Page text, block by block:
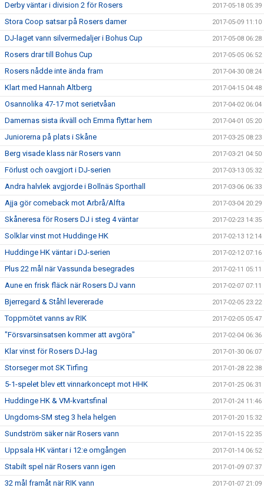
Derby väntar i division 2 för Rosers 2017-05-18 05:39
Stora Coop satsar på Rosers damer 2017-05-09 11:10
DJ-laget vann silvermedaljer i Bohus Cup 2017-05-08 06:28
Rosers drar till Bohus Cup 2017-05-05 06:52
Rosers nådde inte ända fram 2017-04-30 08:24
Klart med Hannah Altberg 2017-04-15 04:48
Osannolika 47-17 mot serietvåan 2017-04-02 06:04
Damernas sista ikväll och Emma flyttar hem 2017-04-01 05:20
Juniorerna på plats i Skåne 2017-03-25 08:23
Berg visade klass när Rosers vann 2017-03-21 04:50
Förlust och oavgjort i DJ-serien 2017-03-13 05:32
Andra halvlek avgjorde i Bollnäs Sporthall 2017-03-06 06:33
Ajja gör comeback mot Arbrå/Alfta 2017-03-04 20:29
Skåneresa för Rosers DJ i steg 4 väntar 2017-02-23 14:35
Solklar vinst mot Huddinge HK 2017-02-13 12:14
Huddinge HK väntar i DJ-serien 2017-02-12 07:16
Plus 22 mål när Vassunda besegrades 2017-02-11 05:11
Aune en frisk fläck när Rosers DJ vann 2017-02-07 07:11
Bjerregard & Ståhl levererade 2017-02-05 23:22
Toppmötet vanns av RIK 2017-02-05 05:47
"Försvarsinsatsen kommer att avgöra" 2017-02-04 06:36
Klar vinst för Rosers DJ-lag 2017-01-30 06:07
Storseger mot SK Tirfing 2017-01-28 22:38
5-1-spelet blev ett vinnarkoncept mot HHK 2017-01-25 06:31
Huddinge HK & VM-kvartsfinal 2017-01-24 11:46
Ungdoms-SM steg 3 hela helgen 2017-01-20 15:32
Sundström säker när Rosers vann 2017-01-15 22:35
Uppsala HK väntar i 12:e omgången 2017-01-14 06:52
Stabilt spel när Rosers vann igen 2017-01-09 07:37
32 mål framåt när RIK vann 2017-01-07 21:09